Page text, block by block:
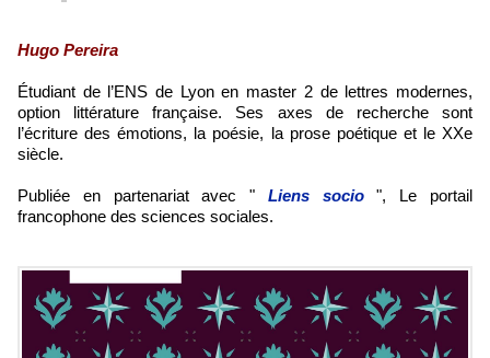
Hugo Pereira
Étudiant de l’ENS de Lyon en master 2 de lettres modernes,
option littérature française. Ses axes de recherche sont
l’écriture des émotions, la poésie, la prose poétique et le XXe
siècle.
Publiée en partenariat avec " Liens socio", Le portail
francophone des sciences sociales.